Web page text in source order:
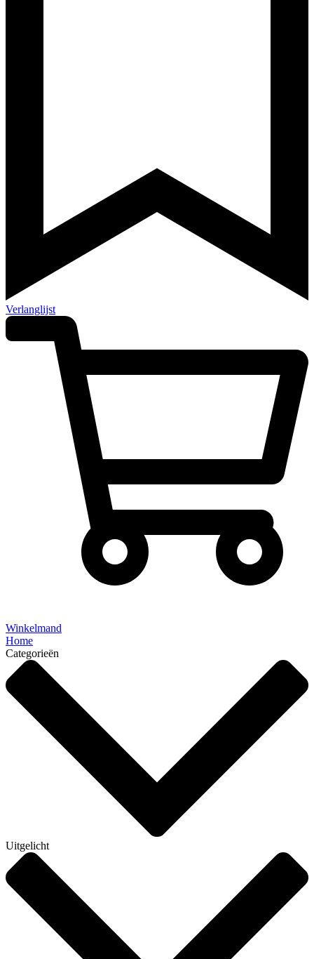
Verlanglijst
Winkelmand
Home
Categorieën
Uitgelicht